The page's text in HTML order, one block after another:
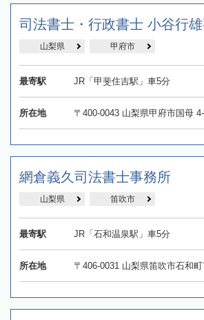
司法書士・行政書士 小谷行
山梨県 甲府市
最寄駅 JR「甲斐住吉駅」車5分
所在地 〒400-0043 山梨県甲府市国母
網倉義久司法書士事務所
山梨県 笛吹市
最寄駅 JR「石和温泉駅」車5分
所在地 〒406-0031 山梨県笛吹市石和